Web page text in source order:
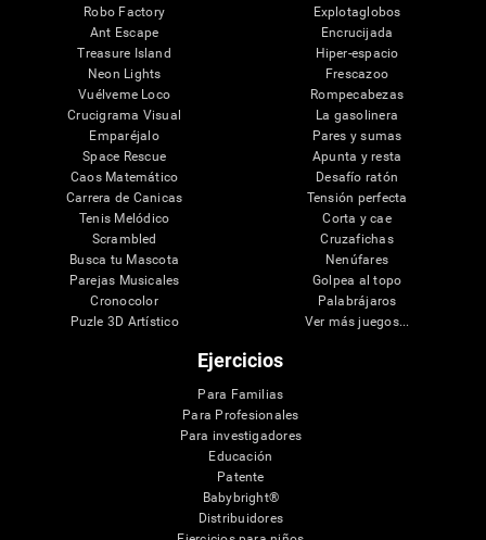
Robo Factory
Ant Escape
Treasure Island
Neon Lights
Vuélveme Loco
Crucigrama Visual
Emparéjalo
Space Rescue
Caos Matemático
Carrera de Canicas
Tenis Melódico
Scrambled
Busca tu Mascota
Parejas Musicales
Cronocolor
Puzle 3D Artístico
Explotaglobos
Encrucijada
Hiper-espacio
Frescazoo
Rompecabezas
La gasolinera
Pares y sumas
Apunta y resta
Desafío ratón
Tensión perfecta
Corta y cae
Cruzafichas
Nenúfares
Golpea al topo
Palabrájaros
Ver más juegos...
Ejercicios
Para Familias
Para Profesionales
Para investigadores
Educación
Patente
Babybright®
Distribuidores